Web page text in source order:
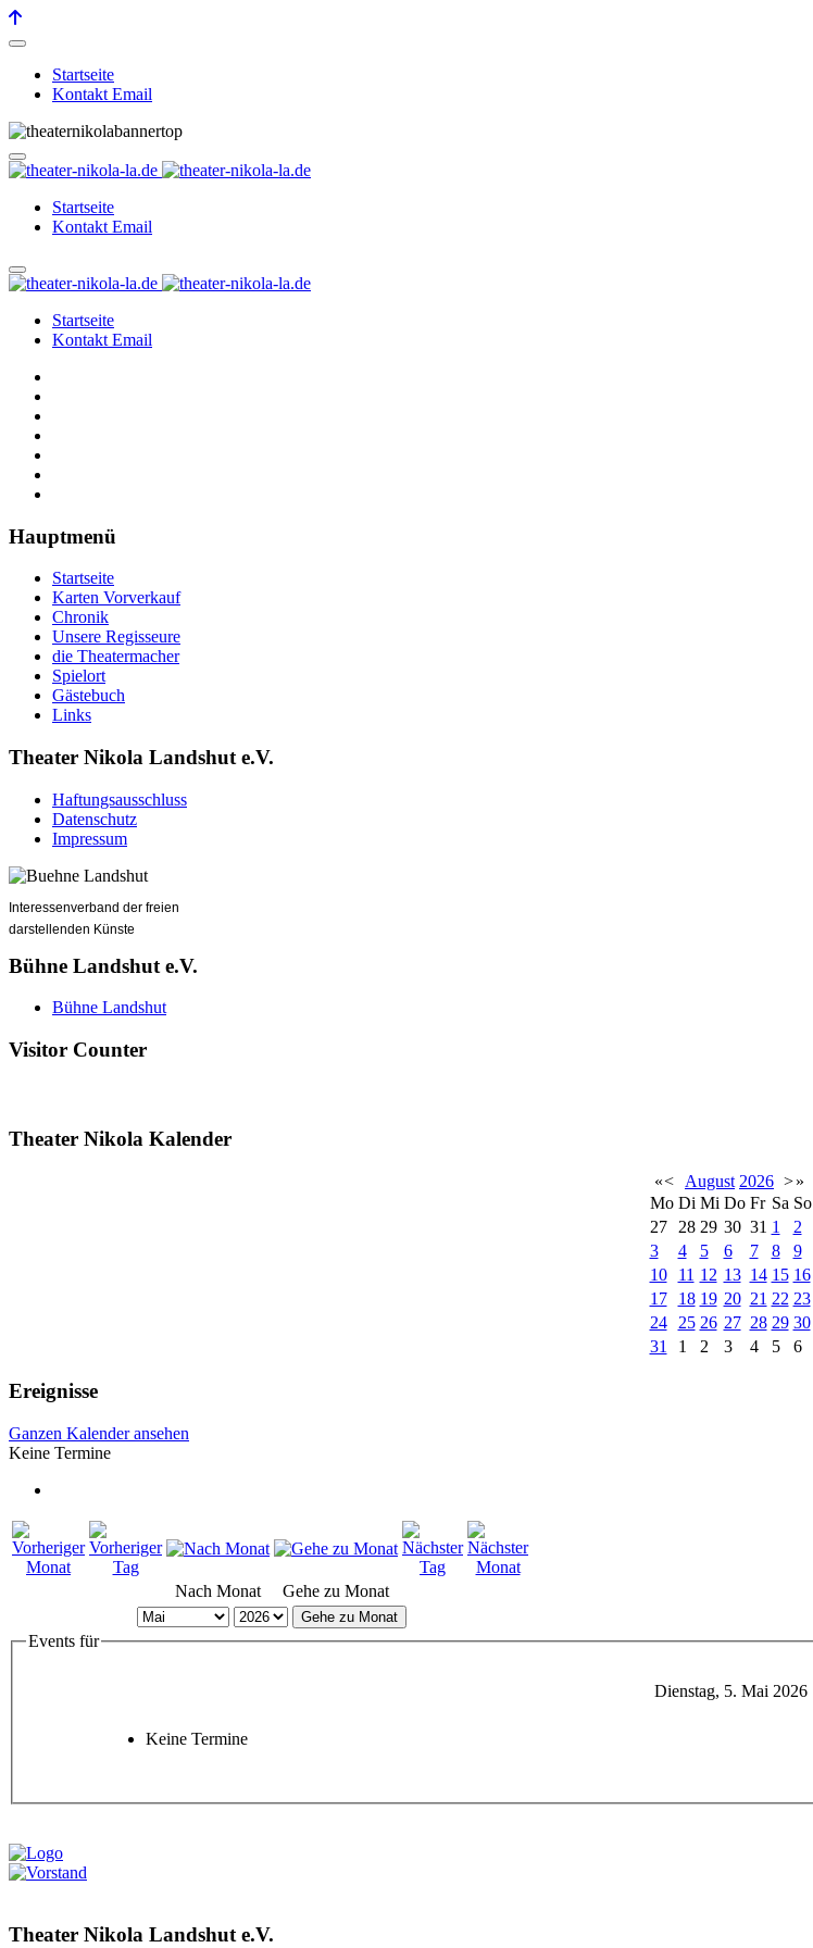
Startseite
Kontakt Email
Startseite
Kontakt Email
Startseite
Kontakt Email
Hauptmenü
Startseite
Karten Vorverkauf
Chronik
Unsere Regisseure
die Theatermacher
Spielort
Gästebuch
Links
Theater Nikola Landshut e.V.
Haftungsausschluss
Datenschutz
Impressum
Interessenverband der freien
darstellenden Künste
Bühne Landshut e.V.
Bühne Landshut
Visitor Counter
Theater Nikola Kalender
«< August 2026 >»
Mo Di Mi Do Fr Sa So
27
28 29 30 31 1
2
3
4 5 6 7 8
9
10
11 12 13 14 15 16
17
18 19 20 21 22 23
24
25 26 27 28 29 30
31
1 2 3 4 5 6
Ereignisse
Ganzen Kalender ansehen
Keine Termine
Nach Monat Gehe zu Monat
Gehe zu Monat
Events für
Dienstag, 5. Mai 2026
Keine Termine
Theater Nikola Landshut e.V.